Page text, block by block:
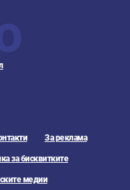
За реклама
за бисквитките
медии